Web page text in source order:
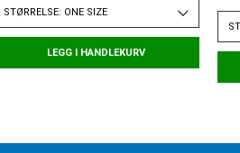
STØRRELSE: ONE SIZE
LEGG I HANDLEKURV